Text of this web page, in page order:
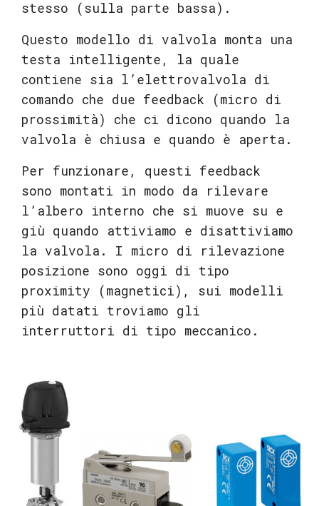
stesso (sulla parte bassa).
Questo modello di valvola monta una
testa intelligente, la quale
contiene sia l’elettrovalvola di
comando che due feedback (micro di
prossimità) che ci dicono quando la
valvola è chiusa e quando è aperta.
Per funzionare, questi feedback
sono montati in modo da rilevare
l’albero interno che si muove su e
giù quando attiviamo e disattiviamo
la valvola. I micro di rilevazione
posizione sono oggi di tipo
proximity (magnetici), sui modelli
più datati troviamo gli
interruttori di tipo meccanico.